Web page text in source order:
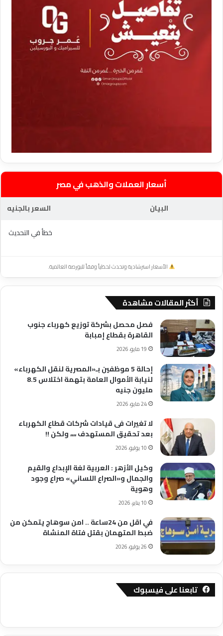
أسعار العملات والذهب في مصر
البيان
السعر بالجنيه
خطأ في التحديث
الأسعار استرشادية وتحدث لحظياً وفقاً للبورصة العالمية.
أكثر المقالات مشاهدة
فصل محصل بشركة توزيع كهرباء جنوب
القاهرة بقطاع إمبابة
19 مايو، 2026
إحالة 5 موظفين بـ«المصرية لنقل الكهرباء»
لنيابة الأموال العامة بتهمة اختلاس 8.5
مليون جنيه
24 مايو، 2026
لا تغيرات فى قيادات شركات قطاع الكهرباء
بعد تحقيق المستهدف ،،،، ولكن !!
10 يوليو، 2026
وكيل الأزهر : العربية لغة الإبداع والقيم
والجمال و«الصراع اللساني» صراع وجود
وهوية
10 يناير، 2026
في اقل من 24ساعة .. امن سوهاج يتمكن من
ضبط المتهمان بقتل فتاة المنشاة
26 يوليو، 2026
تابعنا على فيسبوك